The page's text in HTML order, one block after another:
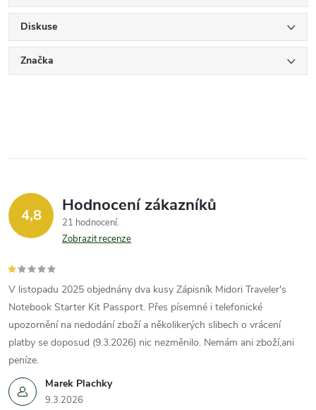
Diskuse
Značka
4,8 Hodnocení zákazníků
21 hodnocení
Zobrazit recenze
Marek Plachky
9.3.2026
V listopadu 2025 objednány dva kusy Zápisník Midori Traveler's
Notebook Starter Kit Passport. Přes písemné i telefonické
upozornění na nedodání zboží a několikerých slibech o vrácení
platby se doposud (9.3.2026) nic nezměnilo. Nemám ani zboží,ani
peníze.